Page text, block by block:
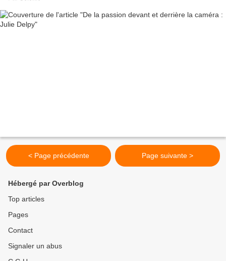
< Page précédente Page suivante >
Hébergé par Overblog
Top articles
Pages
Contact
Signaler un abus